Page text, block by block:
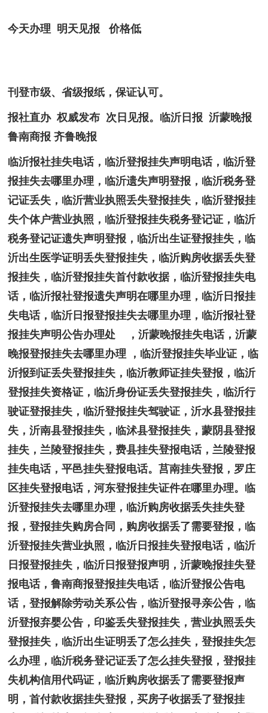
今天办理 明天见报 价格低
刊登市级、省级报纸，保证认可。
报社直办 权威发布 次日见报。临沂日报 沂蒙晚报
鲁南商报 齐鲁晚报
临沂报社挂失电话，临沂登报挂失声明电话，临沂登
报挂失去哪里办理，临沂遗失声明登报，临沂税务登
记证丢失，临沂营业执照丢失登报挂失，临沂登报挂
失个体户营业执照，临沂登报挂失税务登记证，临沂
税务登记证遗失声明登报，临沂出生证登报挂失，临
沂出生医学证明丢失登报挂失，临沂购房收据丢失登
报挂失，临沂登报挂失首付款收据，临沂登报挂失电
话，临沂报社登报遗失声明在哪里办理，临沂日报挂
失电话，临沂日报登报挂失去哪里办理，临沂报社登
报挂失声明公告办理处 ，沂蒙晚报挂失电话，沂蒙
晚报登报挂失去哪里办理 ，临沂登报挂失毕业证，临
沂报到证丢失登报挂失，临沂教师证挂失登报，临沂
登报挂失资格证，临沂身份证丢失登报挂失，临沂行
驶证登报挂失，临沂登报挂失驾驶证，沂水县登报挂
失，沂南县登报挂失，临沭县登报挂失，蒙阴县登报
挂失，兰陵登报挂失，费县挂失登报电话，兰陵登报
挂失电话，平邑挂失登报电话。莒南挂失登报，罗庄
区挂失登报电话，河东登报挂失证件在哪里办理。临
沂登报挂失去哪里办理，临沂购房收据丢失挂失登
报，登报挂失购房合同，购房收据丢了需要登报，临
沂登报挂失营业执照，临沂日报挂失登报电话，临沂
日报登报挂失，临沂日报登报声明，沂蒙晚报挂失登
报电话，鲁南商报登报挂失电话，临沂登报公告电
话，登报解除劳动关系公告，临沂登报寻亲公告，临
沂登报弃婴公告，印鉴丢失登报挂失，营业执照丢失
登报挂失，临沂出生证明丢了怎么挂失，登报挂失怎
么办理，临沂税务登记证丢了怎么挂失登报，登报挂
失机构信用代码证，临沂购房收据丢了需要登报声
明，首付款收据挂失登报，买房子收据丢了登报挂